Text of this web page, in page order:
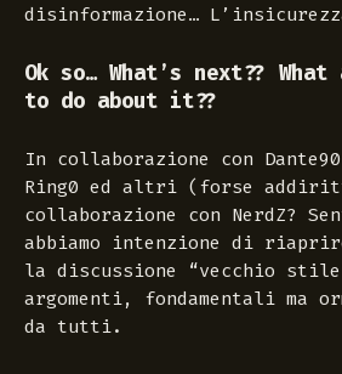
disinformazione…
Ok so… What’s next??
to do about it??
In collaborazione con
Ring0 ed altri (forse
collaborazione con NerdZ?
abbiamo intenzione di
la discussione “vecchio
argomenti, fondamentali ma
da tutti.